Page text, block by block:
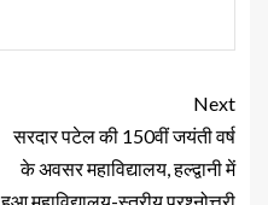
Next
सरदार पटेल की 150वीं जयंती वर्ष
के अवसर महाविद्यालय, हल्द्वानी में
हुआ महाविद्यालय-स्तरीय प्रश्नोत्तरी